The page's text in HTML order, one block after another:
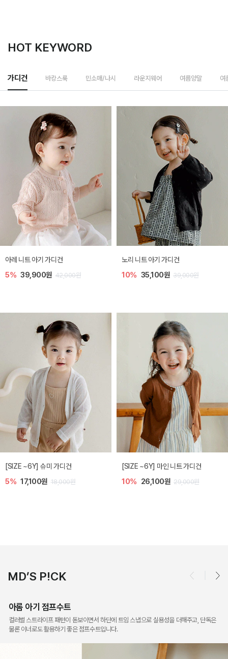
HOT KEYWORD
가디건 바캉스룩 민소매/나시 라운지웨어 여름양말 여
[SIZE ~6Y] 로메이 라운지 셋업
10% 23,400원 26,000원
밀라 아기 원피스
20% 27,200원 34,000원
밀라 아기 점프수트
10% 30,600원 34,000원
밀라 아기 셋업
20% 35,200원 44,000원
MD’S P!CK
아롬 아기 점프수트
컬러별 스트라이프 패턴이 돋보이면서 하단에 트임 스냅으로 실용성을 더해주고, 단독은
물론 이너로도 활용하기 좋은 점프수트입니다.